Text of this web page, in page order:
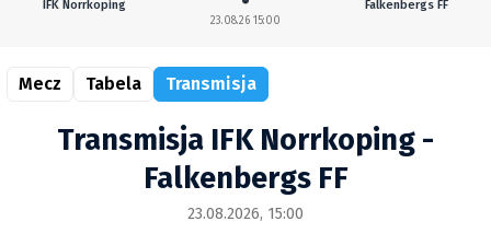
IFK Norrkoping
23.08.26 15:00
Falkenbergs FF
Mecz Tabela Transmisja
Transmisja IFK Norrkoping -
Falkenbergs FF
23.08.2026, 15:00